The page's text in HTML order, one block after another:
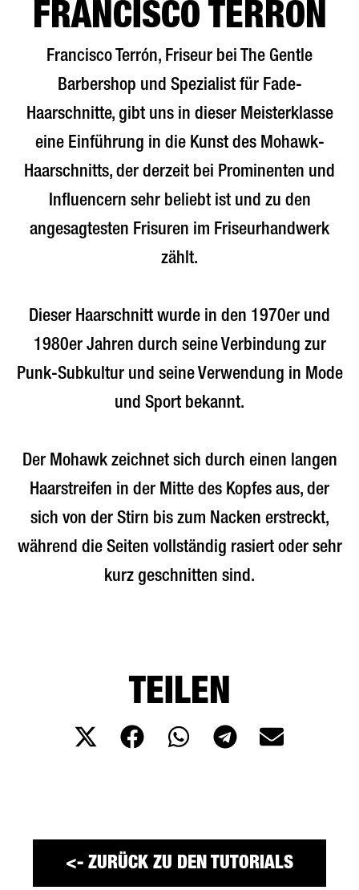
FRANCISCO TERRÓN
Francisco Terrón, Friseur bei The Gentle
Barbershop und Spezialist für Fade-
Haarschnitte, gibt uns in dieser Meisterklasse
eine Einführung in die Kunst des Mohawk-
Haarschnitts, der derzeit bei Prominenten und
Influencern sehr beliebt ist und zu den
angesagtesten Frisuren im Friseurhandwerk
zählt.
Dieser Haarschnitt wurde in den 1970er und
1980er Jahren durch seine Verbindung zur
Punk-Subkultur und seine Verwendung in Mode
und Sport bekannt.
Der Mohawk zeichnet sich durch einen langen
Haarstreifen in der Mitte des Kopfes aus, der
sich von der Stirn bis zum Nacken erstreckt,
während die Seiten vollständig rasiert oder sehr
kurz geschnitten sind.
TEILEN
<- ZURÜCK ZU DEN TUTORIALS